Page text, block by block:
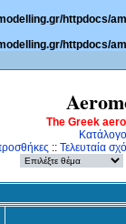
httpdocs/
httpdocs/
The Greek
:: Τελευταία